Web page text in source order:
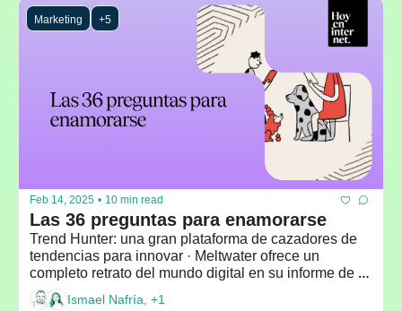
Marketing +5
Feb 14, 2025 • 10 min read
Las 36 preguntas para enamorarse
Trend Hunter: una gran plataforma de cazadores de
tendencias para innovar · Meltwater ofrece un
completo retrato del mundo digital en su informe de
2025
Ismael Nafría, +1